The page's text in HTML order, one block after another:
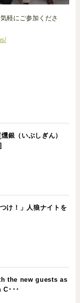
軽にご参加くださ
銀（いぶしぎん）
け！」人狼ナイトを
the new guests as
･･･